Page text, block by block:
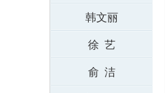
韩文丽
徐 艺
俞 洁